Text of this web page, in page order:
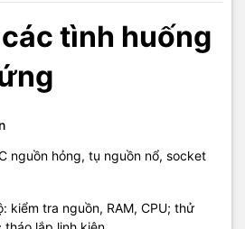
tình huống
nguồn hỏng, tụ nguồn nổ, socket
kiểm tra nguồn, RAM, CPU; thử